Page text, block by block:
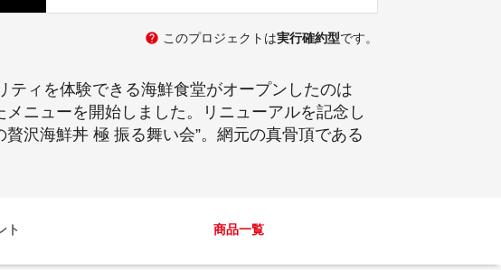
help このプロジェクトは実行確約型です。
ィを体験できる海鮮食堂がオープンしたのは
ニューを開始しました。リニューアルを記念し
沢海鮮丼 極 振る舞い会”。網元の真骨頂である
ト 商品一覧